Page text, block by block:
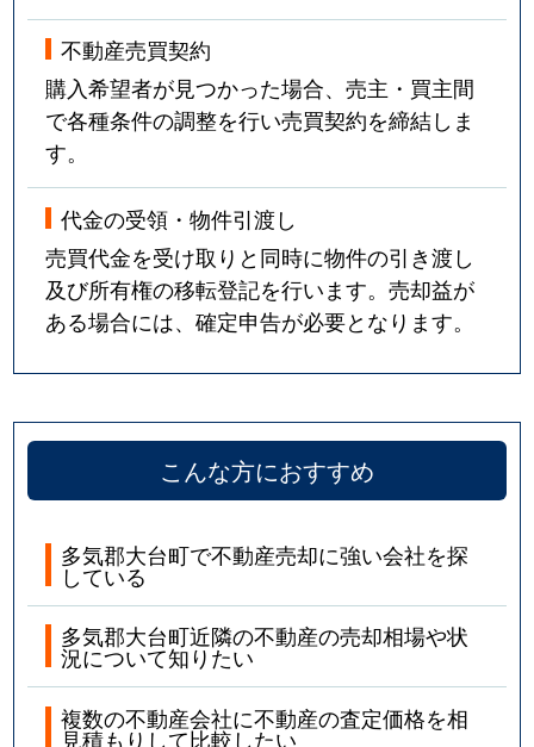
不動産売買契約
購入希望者が見つかった場合、売主・買主間
で各種条件の調整を行い売買契約を締結しま
す。
代金の受領・物件引渡し
売買代金を受け取りと同時に物件の引き渡し
及び所有権の移転登記を行います。売却益が
ある場合には、確定申告が必要となります。
こんな方におすすめ
多気郡大台町で不動産売却に強い会社を探
している
多気郡大台町近隣の不動産の売却相場や状
況について知りたい
複数の不動産会社に不動産の査定価格を相
見積もりして比較したい